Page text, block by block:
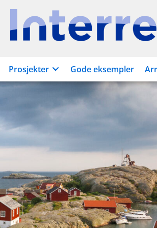
Interreg.no
Prosjekter Gode eksempler